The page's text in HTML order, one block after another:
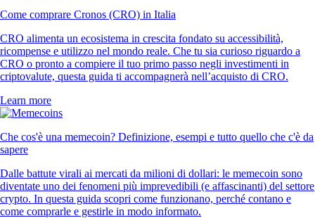
Come comprare Cronos (CRO) in Italia
CRO alimenta un ecosistema in crescita fondato su accessibilità,
ricompense e utilizzo nel mondo reale. Che tu sia curioso riguardo a
CRO o pronto a compiere il tuo primo passo negli investimenti in
criptovalute, questa guida ti accompagnerà nell’acquisto di CRO.
Learn more
Che cos'è una memecoin? Definizione, esempi e tutto quello che c'è da
sapere
Dalle battute virali ai mercati da milioni di dollari: le memecoin sono
diventate uno dei fenomeni più imprevedibili (e affascinanti) del settore
crypto. In questa guida scopri come funzionano, perché contano e
come comprarle e gestirle in modo informato.